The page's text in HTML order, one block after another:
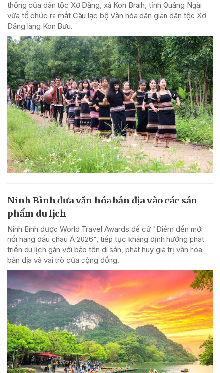
thống của dân tộc Xơ Đăng, xã Kon Braih, tỉnh Quảng Ngãi
vừa tổ chức ra mắt Câu lạc bộ Văn hóa dân gian dân tộc Xơ
Đăng làng Kon Bưu.
Ninh Bình đưa văn hóa bản địa vào các sản
phẩm du lịch
Ninh Bình được World Travel Awards đề cử "Điểm đến mới
nổi hàng đầu châu Á 2026", tiếp tục khẳng định hướng phát
triển du lịch gắn với bảo tồn di sản, phát huy giá trị văn hóa
bản địa và vai trò của cộng đồng.